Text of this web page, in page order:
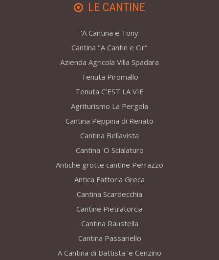
LE CANTINE
'A Cantina e Tony
Cantina "A Cantin e Cir"
Azienda Agricola Villa Spadara
Tenuta Piromallo
Tenuta C’EST LA VIE
Agriturismo La Pergola
Cantina Peppina di Renato
Cantina Bellavista
Cantina 'O Scialaturo
Antiche grotte cantine Perrazzo
Antica Fattoria Greca
Cantina Scardecchia
Cantine Pietratorcia
Cantina Raustella
Cantina Passariello
A Cantina di Battista 'e Cenzino